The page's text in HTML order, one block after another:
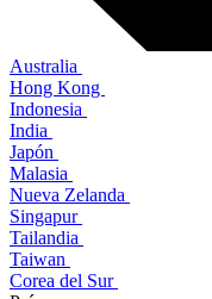
Australia
Hong Kong
Indonesia
India
Japón
Malasia
Nueva Zelanda
Singapur
Tailandia
Taiwan
Corea del Sur